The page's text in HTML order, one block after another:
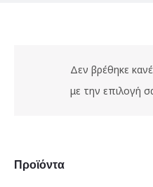
Δεν βρέθηκε
με την επιλογή
Προϊόντα